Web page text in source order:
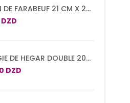
DE FARABEUF 21 CM X 20
DE HEGAR DOUBLE 20
DE 15 PCS N°1/2 A
DZD